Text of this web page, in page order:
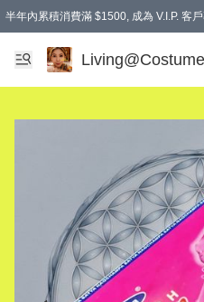
半年內累積消費滿 $1500, 成為 V.I.P. 客
滿$600免本地運費